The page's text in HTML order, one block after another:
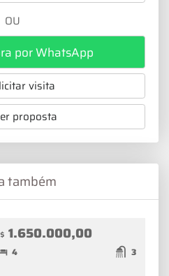
OU
por WhatsApp
visita
proposta
também
1.650.000,00
4 3